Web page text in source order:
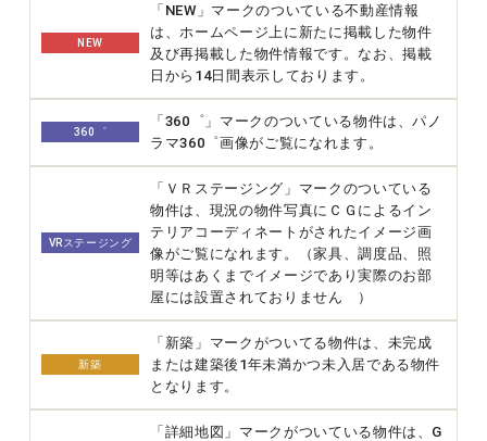
NEW
「NEW」マークのついている不動産情報
は、ホームページ上に新たに掲載した物件
及び再掲載した物件情報です。なお、掲載
日から14日間表示しております。
360゜
「360゜」マークのついている物件は、パノ
ラマ360゜画像がご覧になれます。
VRステージング
「ＶＲステージング」マークのついている
物件は、現況の物件写真にＣＧによるイン
テリアコーディネートがされたイメージ画
像がご覧になれます。（家具、調度品、照
明等はあくまでイメージであり実際のお部
屋には設置されておりません ）
新築
「新築」マークがついてる物件は、未完成
または建築後1年未満かつ未入居である物件
となります。
「詳細地図」マークがついている物件は、G